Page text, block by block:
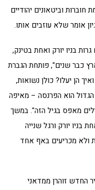
חוברות וביטאונים יהודיים
אומר שלא עוזבים אותו.
בניו יורק ואחת בטינק,
כבר שנים", פותחת הגברת
הן יעלו? כולן נשואות,
הוא הפרנסה – מאיפה
מאפס בגיל הזה". במשך
בניו יורק ורגל שנייה
ולא מכריעים באף אחד
החדש זוהרן ממדאני